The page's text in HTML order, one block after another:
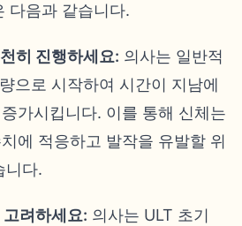
다음과 같습니다.
히 진행하세요: 의사는 일반적
으로 시작하여 시간이 지남에
가시킵니다. 이를 통해 신체는
에 적응하고 발작을 유발할 위
니다.
려하세요: 의사는 ULT 초기